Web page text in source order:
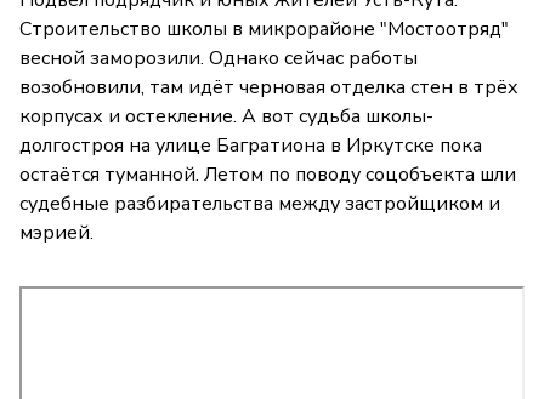
Строительство школы в микрорайоне "Мостоотряд"
весной заморозили. Однако сейчас работы
возобновили, там идёт черновая отделка стен в трёх
корпусах и остекление. А вот судьба школы-
долгостроя на улице Багратиона в Иркутске пока
остаётся туманной. Летом по поводу соцобъекта шли
судебные разбирательства между застройщиком и
мэрией.